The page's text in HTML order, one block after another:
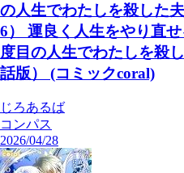
の人生でわたしを殺した
6） 運良く人生をやり直
度目の人生でわたしを殺
話版） (コミックcoral)
じろあるば
コンパス
2026/04/28